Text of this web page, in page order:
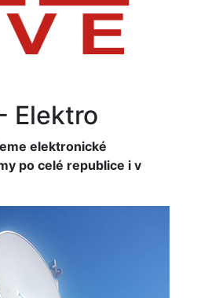
Elektro
elektronické
po celé republice i v